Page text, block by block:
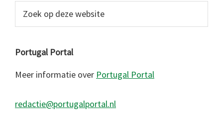
website
Portugal Portal
Meer informatie over Portugal Portal
redactie@portugalportal.nl